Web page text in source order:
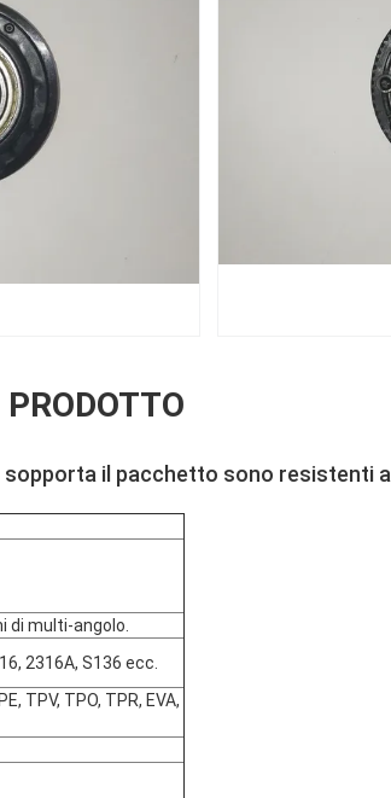
sopporta il pacchetto sono resistenti a
di multi-angolo.
2316A, S136 ecc.
TPV, TPO, TPR, EVA,